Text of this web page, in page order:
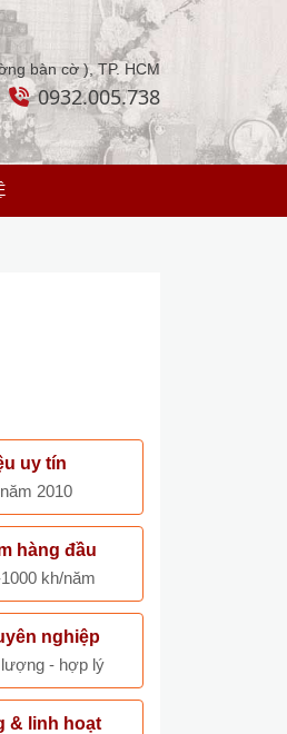
bàn cờ ), TP. HCM
0932.005.738
uy tín
2010
hàng đầu
kh/năm
nghiệp
- hợp lý
& linh hoạt